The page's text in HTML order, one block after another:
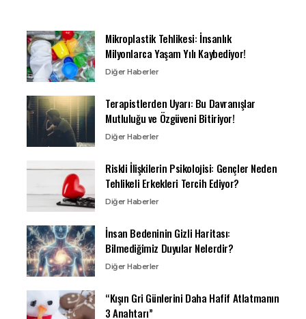
Mikroplastik Tehlikesi: İnsanlık
Milyonlarca Yaşam Yılı Kaybediyor!
Diğer Haberler
Terapistlerden Uyarı: Bu Davranışlar
Mutluluğu ve Özgüveni Bitiriyor!
Diğer Haberler
Riskli İlişkilerin Psikolojisi: Gençler Neden
Tehlikeli Erkekleri Tercih Ediyor?
Diğer Haberler
İnsan Bedeninin Gizli Haritası:
Bilmediğimiz Duyular Nelerdir?
Diğer Haberler
“Kışın Gri Günlerini Daha Hafif Atlatmanın
3 Anahtarı”